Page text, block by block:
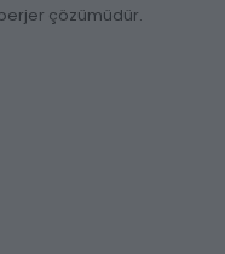
çözümüdür.